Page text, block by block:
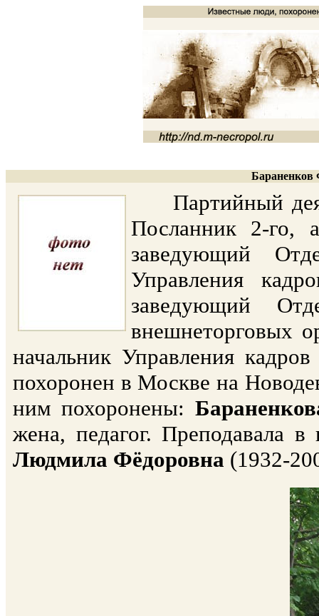
Бараненков
Партийный
Посланник 2-го,
заведующий
Управления
заведующий
внешнеторговых
начальник Управления
похоронен в Москве на
ним похоронены:
жена, педагог. Преподавала
Людмила Фёдоровна (1932-